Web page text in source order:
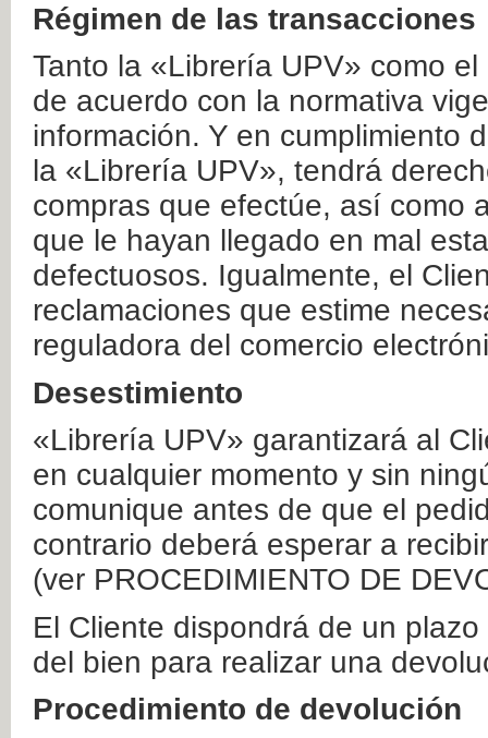
Régimen de las transacciones
Tanto la «Librería UPV» como
de acuerdo con la normativa
información. Y en cumplimiento
la «Librería UPV», tendrá
compras que efectúe, así como
que le hayan llegado en mal
defectuosos. Igualmente, el
reclamaciones que estime
reguladora del comercio
Desestimiento
«Librería UPV» garantizará al
en cualquier momento y sin
comunique antes de que el
contrario deberá esperar a
(ver PROCEDIMIENTO DE
El Cliente dispondrá de un
del bien para realizar una
Procedimiento de devolución